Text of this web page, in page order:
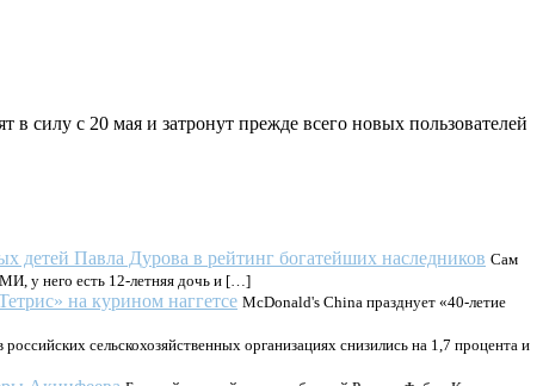
силу с 20 мая и затронут прежде всего новых пользователей
детей Павла Дурова в рейтинг богатейших наследников Сам
у него есть 12-летняя дочь и […]
на курином наггетсе McDonald's China празднует «40-летие
сельскохозяйственных организациях снизились на 1,7 процента и